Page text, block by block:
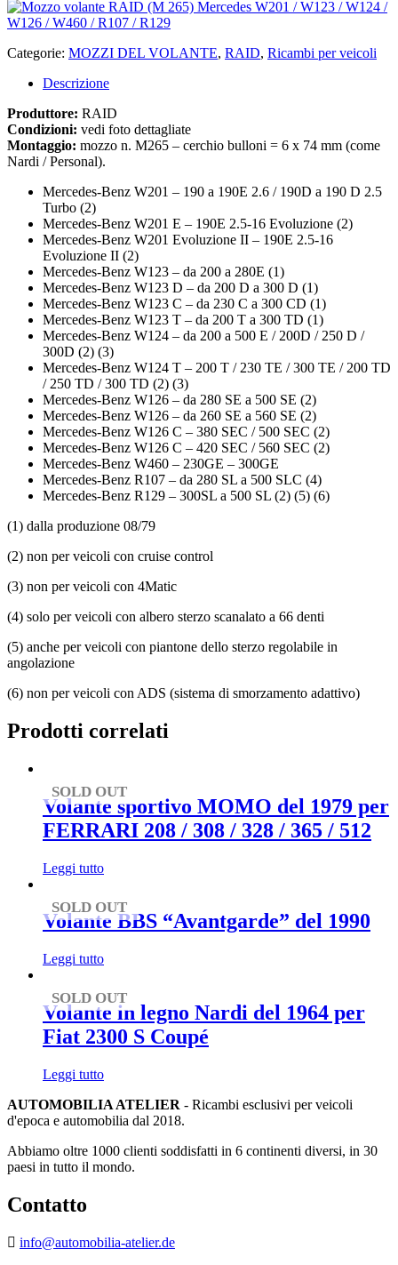
Categorie: MOZZI DEL VOLANTE, RAID, Ricambi per veicoli
Descrizione
Produttore: RAID
Condizioni: vedi foto dettagliate
Montaggio: mozzo n. M265 – cerchio bulloni = 6 x 74 mm (come
Nardi / Personal).
Mercedes-Benz W201 – 190 a 190E 2.6 / 190D a 190 D 2.5
Turbo (2)
Mercedes-Benz W201 E – 190E 2.5-16 Evoluzione (2)
Mercedes-Benz W201 Evoluzione II – 190E 2.5-16
Evoluzione II (2)
Mercedes-Benz W123 – da 200 a 280E (1)
Mercedes-Benz W123 D – da 200 D a 300 D (1)
Mercedes-Benz W123 C – da 230 C a 300 CD (1)
Mercedes-Benz W123 T – da 200 T a 300 TD (1)
Mercedes-Benz W124 – da 200 a 500 E / 200D / 250 D /
300D (2) (3)
Mercedes-Benz W124 T – 200 T / 230 TE / 300 TE / 200 TD
/ 250 TD / 300 TD (2) (3)
Mercedes-Benz W126 – da 280 SE a 500 SE (2)
Mercedes-Benz W126 – da 260 SE a 560 SE (2)
Mercedes-Benz W126 C – 380 SEC / 500 SEC (2)
Mercedes-Benz W126 C – 420 SEC / 560 SEC (2)
Mercedes-Benz W460 – 230GE – 300GE
Mercedes-Benz R107 – da 280 SL a 500 SLC (4)
Mercedes-Benz R129 – 300SL a 500 SL (2) (5) (6)
(1) dalla produzione 08/79
(2) non per veicoli con cruise control
(3) non per veicoli con 4Matic
(4) solo per veicoli con albero sterzo scanalato a 66 denti
(5) anche per veicoli con piantone dello sterzo regolabile in
angolazione
(6) non per veicoli con ADS (sistema di smorzamento adattivo)
Prodotti correlati
SOLD OUT
Volante sportivo MOMO del 1979 per
FERRARI 208 / 308 / 328 / 365 / 512
Leggi tutto
SOLD OUT
Volante BBS “Avantgarde” del 1990
Leggi tutto
SOLD OUT
Volante in legno Nardi del 1964 per
Fiat 2300 S Coupé
Leggi tutto
AUTOMOBILIA ATELIER - Ricambi esclusivi per veicoli
d'epoca e automobilia dal 2018.
Abbiamo oltre 1000 clienti soddisfatti in 6 continenti diversi, in 30
paesi in tutto il mondo.
Contatto
info@automobilia-atelier.de